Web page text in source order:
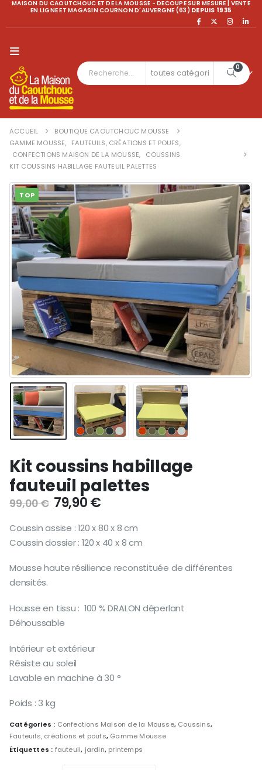
MAISON DU CAOUTCHOUC ET DE LA MOUSSE - DECOUPE SUR MESURE | VENTE
EN LIGNE ET MAGASIN COURNON D'AUVERGNE (63) DEPUIS 1935
0
ACCUEIL
BOUTIQUE CAOUTCHOUC MOUSSE
GAMME MOUSSE, FAUTEUILS, CRÉATIONS ET POUFS,
CONFECTIONS MAISON DE LA MOUSSE,
COUSSINS
KIT COUSSINS HABILLAGE FAUTEUIL PALETTES
TOP
Kit coussins habillage
fauteuil palettes
99,00€ Le
initial
était :
79,90€Le
actuel
est :
Coussin assise : 120 x 80 x 8 cm
Coussin dossier : 120 x 40 x 8 cm
Mousse haute résilience reconstituée de différentes
densités.
Housse en tissu : 100 % DRALON déperlant
Déhoussable
Intérieur et extérieur
Résiste au soleil
Lavable en machine à 30 °
Poids : 3 kg
Catégories : Confections Maison de la Mousse, Coussins,
Fauteuils, créations et poufs, Gamme Mousse
Étiquettes : fauteuil, jardin, printemps